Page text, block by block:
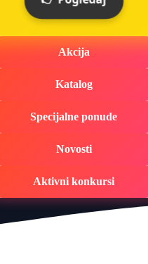
Akcija
Katalog
Specijalne ponude
Novosti
Aktivni konkursi